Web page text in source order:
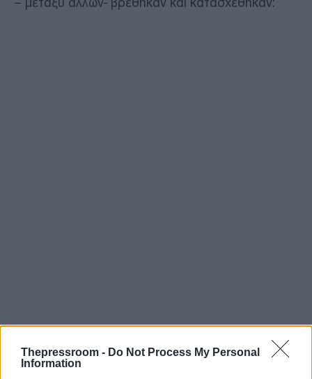
Thepressroom - Do Not Process My Personal
Information